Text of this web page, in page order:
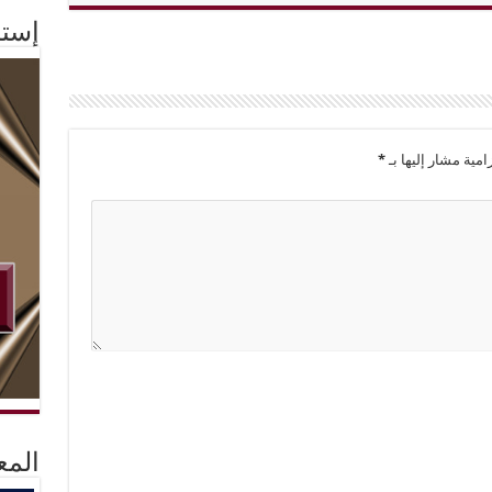
مشار إليها بـ*